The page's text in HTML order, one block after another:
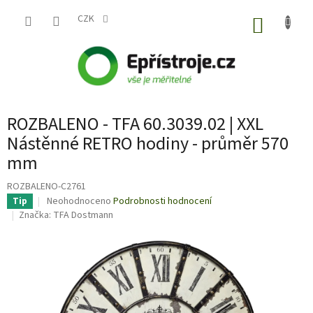
CZK
ROZBALENO - TFA 60.3039.02 | XXL
Nástěnné RETRO hodiny - průměr 570
mm
ROZBALENO-C2761
Tip
Průměrné
hodnocení
hvězdiček.
Neohodnoceno Podrobnosti hodnocení
Značka: TFA Dostmann